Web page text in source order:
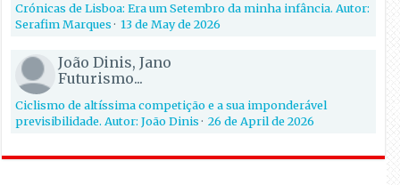
Crónicas de Lisboa: Era um Setembro da minha infância. Autor:
Serafim Marques·13 de May de 2026
João Dinis, Jano
Futurismo...
Ciclismo de altíssima competição e a sua imponderável
previsibilidade. Autor: João Dinis·26 de April de 2026